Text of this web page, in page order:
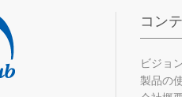
コン
ビジョ
製品の